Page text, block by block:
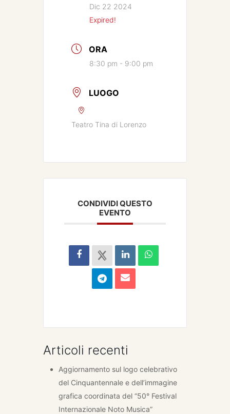
Dic 22 2024
Expired!
ORA
8:30 pm - 9:00 pm
LUOGO
Teatro Tina di Lorenzo
CONDIVIDI QUESTO
EVENTO
Articoli recenti
Aggiornamento sul logo celebrativo
del Cinquantennale e dell’immagine
grafica coordinata del “50° Festival
Internazionale Noto Musica”